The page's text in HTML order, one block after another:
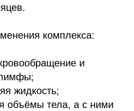
комплекса:
и
жидкость;
объёмы тела, а с ними